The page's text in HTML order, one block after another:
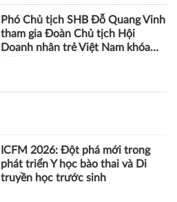
Phó Chủ tịch SHB Đỗ Quang Vinh
tham gia Đoàn Chủ tịch Hội
Doanh nhân trẻ Việt Nam khóa
ICFM 2026: Đột phá mới trong
phát triển Y học bào thai và Di
truyền học trước sinh